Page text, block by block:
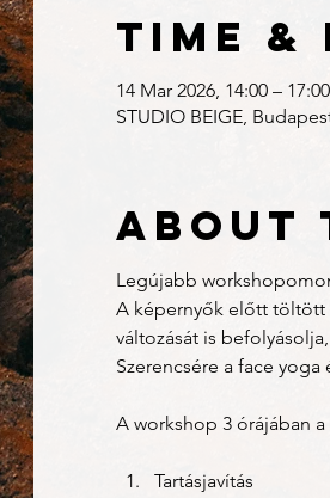
Time
14 Mar 2026, 14:00 – 17:00
STUDIO BEIGE,
About
Legújabb
A képernyők előtt töltött
változását is
Szerencsére a face
A workshop 3 órájában
Tartásjavítás